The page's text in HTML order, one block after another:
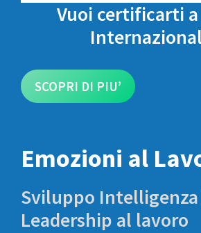
Emozioni al
Sviluppo
Leadership al lavoro
Vuoi certificarti
SCOPRI DI PIU’